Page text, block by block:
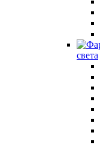
света